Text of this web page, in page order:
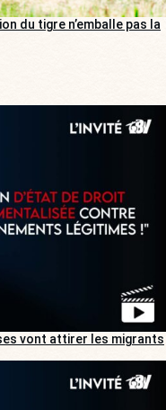
du tigre n’emballe pas la
vont attirer les migrants